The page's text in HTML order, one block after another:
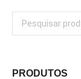
PRODUTOS